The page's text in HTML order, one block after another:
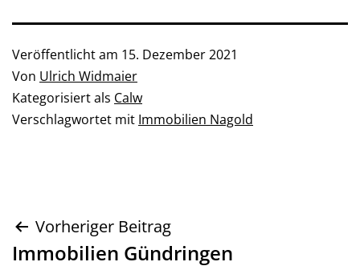
Veröffentlicht am 15. Dezember 2021
Von Ulrich Widmaier
Kategorisiert als Calw
Verschlagwortet mit Immobilien Nagold
Beitragsnavigation
Vorheriger Beitrag
Immobilien Gündringen